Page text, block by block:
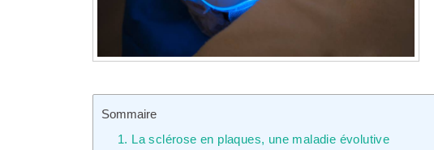
Sommaire
1. La sclérose en plaques, une maladie évolutive